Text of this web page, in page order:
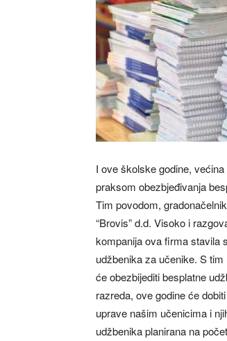
I ove školske godine,
praksom obezbjeđivanja
Tim povodom,
“Brovis” d.d. Visoko i
kompanija ova firma stavila
udžbenika za učenike. S
će obezbijediti besplatne
razreda, ove godine će
uprave našim učenicima i
udžbenika planirana na